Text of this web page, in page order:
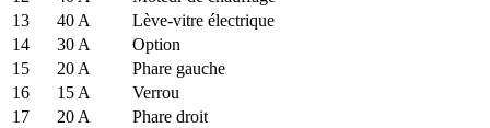
13
40 A
Lève-vitre électrique
14
30 A
Option
15
20 A
Phare gauche
16
15 A
Verrou
17
20 A
Phare droit